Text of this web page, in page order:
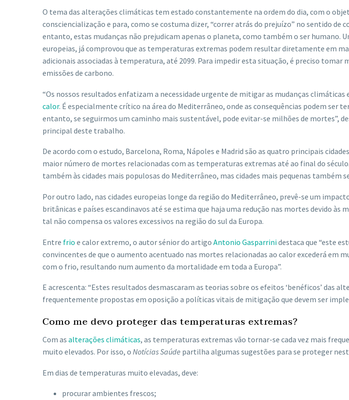
O tema das alterações climáticas tem estado constantemente na ordem do dia, com o
consciencialização e para, como se costuma dizer, “correr atrás do prejuízo” no sentido de
entanto, estas mudanças não prejudicam apenas o planeta, como também o ser humano.
europeias, já comprovou que as temperaturas extremas podem resultar diretamente em
adicionais associadas à temperatura, até 2099. Para impedir esta situação, é preciso tomar
emissões de carbono.
“Os nossos resultados enfatizam a necessidade urgente de mitigar as mudanças climáticas
calor. É especialmente crítico na área do Mediterrâneo, onde as consequências podem ser
entanto, se seguirmos um caminho mais sustentável, pode evitar-se milhões de mortes”,
principal deste trabalho.
De acordo com o estudo, Barcelona, Roma, Nápoles e Madrid são as quatro principais
maior número de mortes relacionadas com as temperaturas extremas até ao final do
também às cidades mais populosas do Mediterrâneo, mas cidades mais pequenas também
Por outro lado, nas cidades europeias longe da região do Mediterrâneo, prevê-se um
britânicas e países escandinavos até se estima que haja uma redução nas mortes devido às
tal não compensa os valores excessivos na região do sul da Europa.
Entre frio e calor extremo, o autor sénior do artigo Antonio Gasparrinidestaca que “este
convincentes de que o aumento acentuado nas mortes relacionadas ao calor excederá em
com o frio, resultando num aumento da mortalidade em toda a Europa”.
E acrescenta: “Estes resultados desmascaram as teorias sobre os efeitos ‘benéficos’ das
frequentemente propostas em oposição a políticas vitais de mitigação que devem ser
Como me devo proteger das temperaturas extremas?
Com as alterações climáticas, as temperaturas extremas vão tornar-se cada vez mais
muito elevados. Por isso, o Notícias Saúde partilha algumas sugestões para se proteger
Em dias de temperaturas muito elevadas, deve:
procurar ambientes frescos;